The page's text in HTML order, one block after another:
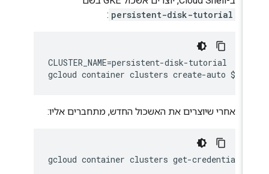
persistent-disk-tutorial
:
CLUSTER_NAME=persistent-disk-tutorial
אחרי שיוצרים את האשכול החדש, מתחברים אליו:
gcloud container clusters get-credentials